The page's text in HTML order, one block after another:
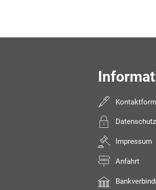
Datenschutz
Impressum
Anfahrt